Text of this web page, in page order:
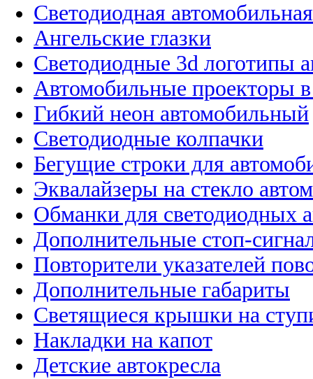
Светодиодная
Ангельские глазки
Светодиодные 3d логотипы
Автомобильные проекторы
Гибкий неон автомобильный
Светодиодные колпачки
Бегущие строки для
Эквалайзеры на стекло
Обманки для светодиодных
Дополнительные стоп-
Повторители указателей
Дополнительные габариты
Светящиеся крышки на
Накладки на капот
Детские автокресла